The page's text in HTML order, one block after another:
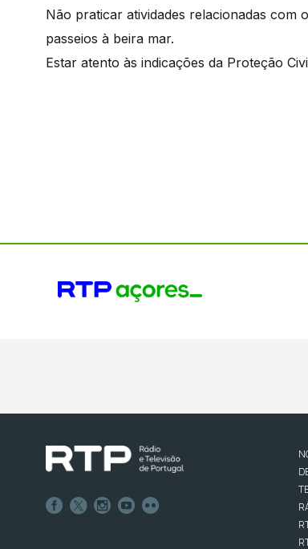
Não praticar atividades relacionadas com
passeios à beira mar.
Estar atento às indicações da Proteção